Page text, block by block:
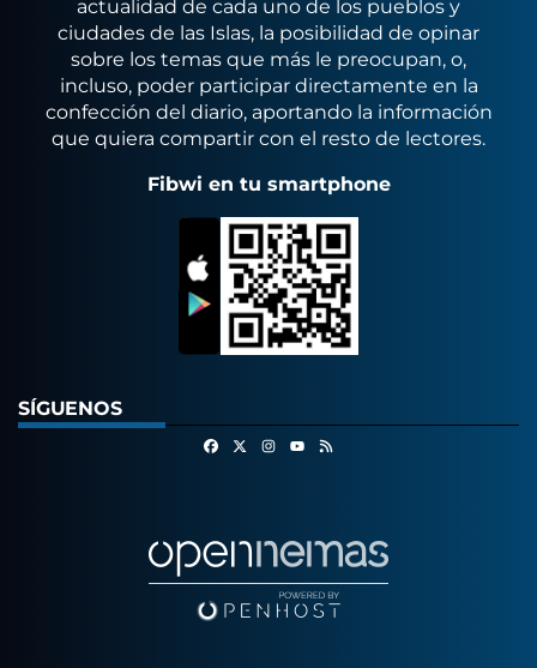
actualidad de cada uno de los pueblos y
ciudades de las Islas, la posibilidad de opinar
sobre los temas que más le preocupan, o,
incluso, poder participar directamente en la
confección del diario, aportando la información
que quiera compartir con el resto de lectores.
Fibwi en tu smartphone
SÍGUENOS
FacebookInstagram